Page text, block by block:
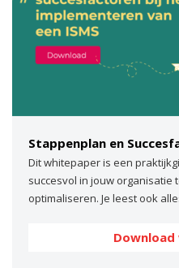
Dit whitepaper is een
succesvol in jouw organisatie
optimaliseren. Je leest ook